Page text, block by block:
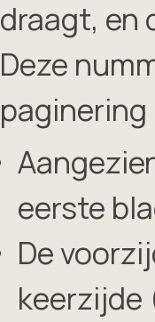
draagt, en
Deze
eerste
De